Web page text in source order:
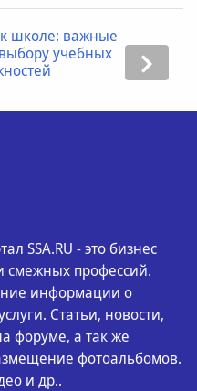
к школе: важные
учебных
SSA.RU - это бизнес
смежных профессий.
информации о
Статьи, новости,
форуме, а так же
фотоальбомов.
и др..